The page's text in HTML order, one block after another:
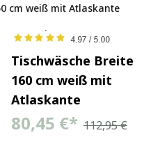
cm weiß mit Atlaskante
Tischwäsche Breite
160 cm weiß mit
Atlaskante
80,45 €* 112,95 €